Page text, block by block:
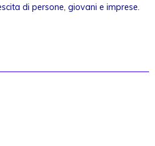
di persone, giovani e imprese.